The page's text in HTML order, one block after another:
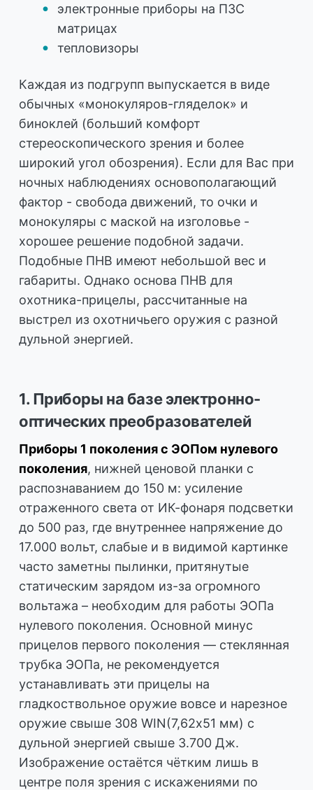
электронные приборы на ПЗС
матрицах
тепловизоры
Каждая из подгрупп выпускается в виде
обычных «монокуляров-гляделок» и
биноклей (больший комфорт
стереоскопического зрения и более
широкий угол обозрения). Если для Вас при
ночных наблюдениях основополагающий
фактор - свобода движений, то очки и
монокуляры с маской на изголовье -
хорошее решение подобной задачи.
Подобные ПНВ имеют небольшой вес и
габариты. Однако основа ПНВ для
охотника-прицелы, рассчитанные на
выстрел из охотничьего оружия с разной
дульной энергией.
1. Приборы на базе электронно-
оптических преобразователей
Приборы 1 поколения с ЭОПом нулевого
поколения, нижней ценовой планки с
распознаванием до 150 м: усиление
отраженного света от ИК-фонаря подсветки
до 500 раз, где внутреннее напряжение до
17.000 вольт, слабые и в видимой картинке
часто заметны пылинки, притянутые
статическим зарядом из-за огромного
вольтажа – необходим для работы ЭОПа
нулевого поколения. Основной минус
прицелов первого поколения — стеклянная
трубка ЭОПа, не рекомендуется
устанавливать эти прицелы на
гладкоствольное оружие вовсе и нарезное
оружие свыше 308 WIN(7,62х51 мм) с
дульной энергией свыше 3.700 Дж.
Изображение остаётся чётким лишь в
центре поля зрения с искажениями по